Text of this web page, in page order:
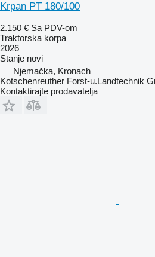
Krpan PT 180/100
2.150 € Sa PDV-om
Traktorska korpa
2026
Stanje novi
Njemačka, Kronach
Kotschenreuther Forst-u.Landtechnik
Kontaktirajte prodavatelja